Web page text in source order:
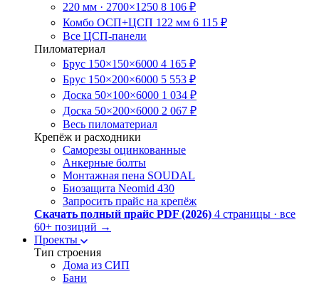
220 мм · 2700×1250 8 106 ₽
Комбо ОСП+ЦСП 122 мм 6 115 ₽
Все ЦСП-панели
Пиломатериал
Брус 150×150×6000 4 165 ₽
Брус 150×200×6000 5 553 ₽
Доска 50×100×6000 1 034 ₽
Доска 50×200×6000 2 067 ₽
Весь пиломатериал
Крепёж и расходники
Саморезы оцинкованные
Анкерные болты
Монтажная пена SOUDAL
Биозащита Neomid 430
Запросить прайс на крепёж
Скачать полный прайс PDF (2026) 4 страницы · все
60+ позиций →
Проекты
Тип строения
Дома из СИП
Бани